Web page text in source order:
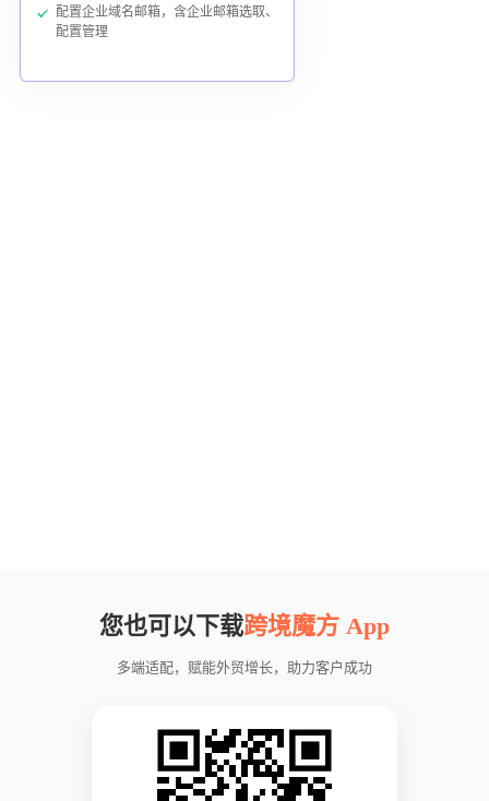
配置企业域名邮箱，含企业邮箱选取、
配置管理
您也可以下载跨境魔方 App
多端适配，赋能外贸增长，助力客户成功